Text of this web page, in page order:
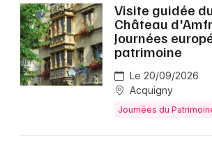
Visite guidée
Château
Journées
patrimoine
Le 20/09/2026
Acquigny
Journées du